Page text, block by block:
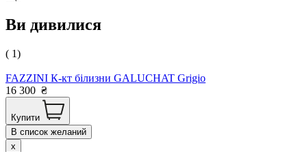
Ви дивилися
( 1)
FAZZINI К-кт білизни GALUCHAT Grigio
16 300 ₴
Купити
В список желаний
x